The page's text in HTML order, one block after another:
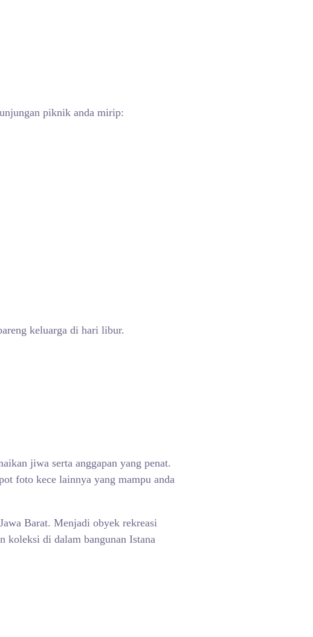
piknik anda mirip:
keluarga di hari libur.
jiwa serta anggapan yang penat.
foto kece lainnya yang mampu anda
Barat. Menjadi obyek rekreasi
koleksi di dalam bangunan Istana